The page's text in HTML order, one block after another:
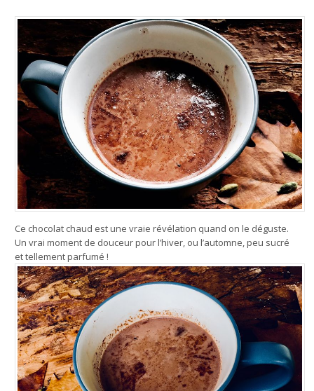
Ce chocolat chaud est une vraie révélation quand on le déguste.
Un vrai moment de douceur pour l’hiver, ou l’automne, peu sucré
et tellement parfumé !